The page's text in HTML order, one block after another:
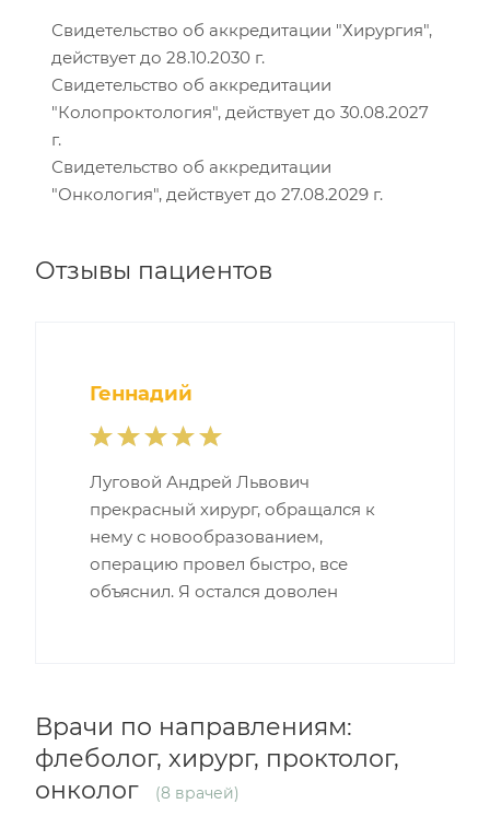
Свидетельство об аккредитации "Хирургия",
действует до 28.10.2030 г.
Свидетельство об аккредитации
"Колопроктология", действует до 30.08.2027
г.
Свидетельство об аккредитации
"Онкология", действует до 27.08.2029 г.
Отзывы пациентов
Геннадий
Луговой Андрей Львович
прекрасный хирург, обращался к
нему с новообразованием,
операцию провел быстро, все
объяснил. Я остался доволен
Врачи по направлениям:
флеболог, хирург, проктолог,
онколог
(8 врачей)